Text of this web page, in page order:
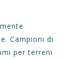
Campioni di
per terreni